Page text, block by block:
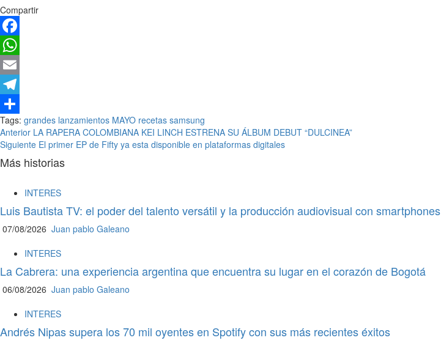
Compartir
Facebook
WhatsApp
Email
Telegram
Compartir
Tags: grandes lanzamientos MAYO recetas samsung
Post
navigation
Anterior LA RAPERA COLOMBIANA KEI LINCH ESTRENA SU ÁLBUM DEBUT “DULCINEA”
Siguiente El primer EP de Fifty ya esta disponible en plataformas digitales
Más historias
INTERES
Luis Bautista TV: el poder del talento versátil y la producción audiovisual con smartphones
07/08/2026 Juan pablo Galeano
INTERES
La Cabrera: una experiencia argentina que encuentra su lugar en el corazón de Bogotá
06/08/2026 Juan pablo Galeano
INTERES
Andrés Nipas supera los 70 mil oyentes en Spotify con sus más recientes éxitos